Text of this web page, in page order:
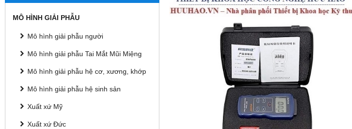
MÔ HÌNH GIẢI PHẪU
Mô hình giải phẫu người
Mô hình giải phẫu Tai Mắt Mũi Miệng
Mô hình giải phẫu hệ cơ, xương, khớp
Mô hình giải phẫu hệ sinh sản
Xuất xứ Mỹ
Xuất xứ Đức